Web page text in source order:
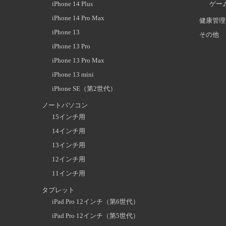
iPhone 14 Plus
iPhone 14 Pro Max
iPhone 13
iPhone 13 Pro
iPhone 13 Pro Max
iPhone 13 mini
iPhone SE（第2世代）
ノートパソコン
15インチ用
14インチ用
13インチ用
12インチ用
11インチ用
タブレット
iPad Pro 12インチ（第6世代）
iPad Pro 12インチ（第5世代）
ゲー
健康管
その他